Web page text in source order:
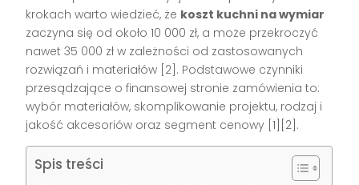
krokach warto wiedzieć, że koszt kuchni na wymiar
zaczyna się od około 10 000 zł, a może przekroczyć
nawet 35 000 zł w zależności od zastosowanych
rozwiązań i materiałów [2] . Podstawowe czynniki
przesądzające o finansowej stronie zamówienia to:
wybór materiałów, skomplikowanie projektu, rodzaj i
jakość akcesoriów oraz segment cenowy [1][2] .
Spis treści